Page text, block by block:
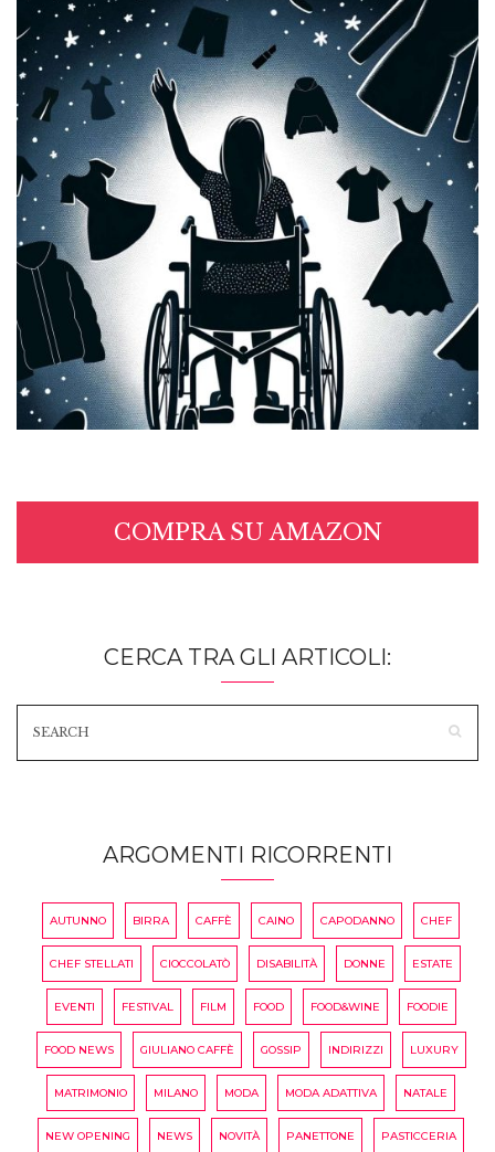
COMPRA SU AMAZON
CERCA TRA GLI ARTICOLI:
ARGOMENTI RICORRENTI
AUTUNNO BIRRA CAFFÈ CAINO CAPODANNO CHEF
CHEF STELLATI CIOCCOLATÒ DISABILITÀ DONNE ESTATE
EVENTI FESTIVAL FILM FOOD FOOD&WINE FOODIE
FOOD NEWS GIULIANO CAFFÈ GOSSIP INDIRIZZI LUXURY
MATRIMONIO MILANO MODA MODA ADATTIVA NATALE
NEW OPENING NEWS NOVITÀ PANETTONE PASTICCERIA